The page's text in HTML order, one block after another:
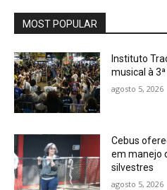
MOST POPULAR
Instituto
musical à
agosto 5, 2026
Cebus
em manejo
silvestres
agosto 5, 2026